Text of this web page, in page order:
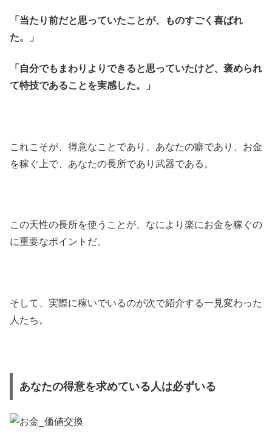
「当たり前だと思っていたことが、ものすごく喜ばれ
た。」
「自分でもまわりよりできると思っていたけど、褒められ
て特技であることを実感した。」
これこそが、得意なことであり、あなたの癖であり、お金
を稼ぐ上で、あなたの長所であり武器である。
この天性の長所を使うことが、なにより楽にお金を稼ぐの
に重要なポイントだ。
そして、実際に稼いでいるのが次で紹介する一見変わった
人たち。
あなたの得意を求めている人は必ずいる